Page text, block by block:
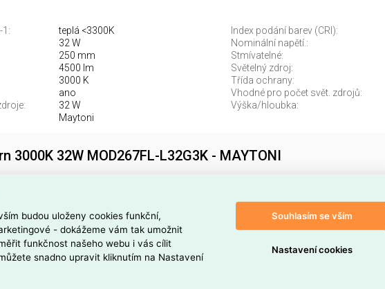
1: teplá <3300K Index podání barev (CRI):
32 W Nominální napětí.:
250 mm Stmívatelné:
4500 lm Světelný zdroj:
3000 K Třída ochrany:
ano Vhodné pro počet svět. zdrojů:
32 W Výška/hloubka:
Maytoni
3000K 32W MOD267FL-L32G3K - MAYTONI
najdete v kategoriích Svítidla, Stojací lampa, Svítidla, světelné zdroje a LED
. Stojací lampa Pattern 3000K 32W MOD267FL-L32G3K - MAYTONI
budou uloženy cookies funkční,
- dokážeme vám tak umožnit
funkčnost našeho webu i vás cílit
snadno upravit kliknutím na Nastavení
Souhlasím se vším
Nastavení cookies